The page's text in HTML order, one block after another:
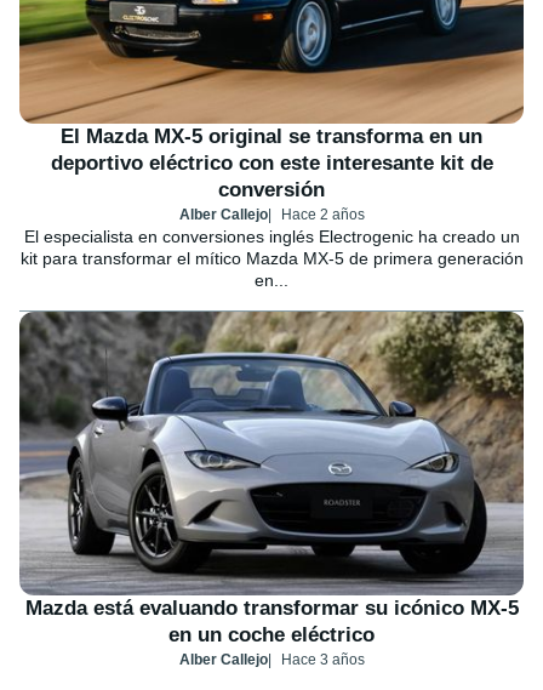
El Mazda MX-5 original se transforma en un
deportivo eléctrico con este interesante kit de
conversión
Alber Callejo Hace 2 años
El especialista en conversiones inglés Electrogenic ha creado un
kit para transformar el mítico Mazda MX-5 de primera generación
en...
Mazda está evaluando transformar su icónico MX-5
en un coche eléctrico
Alber Callejo Hace 3 años